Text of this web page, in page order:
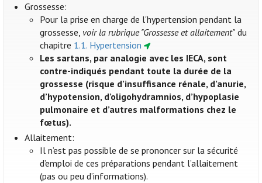
Grossesse:
Pour la prise en charge de l'hypertension pendant la
grossesse, voir la rubrique "Grossesse et allaitement" du
chapitre 1.1. Hypertension
Les sartans, par analogie avec les IECA, sont
contre-indiqués pendant toute la durée de la
grossesse (risque d’insuffisance rénale, d’anurie,
d’hypotension, d’oligohydramnios, d’hypoplasie
pulmonaire et d’autres malformations chez le
fœtus).
Allaitement:
Il n’est pas possible de se prononcer sur la sécurité
d’emploi de ces préparations pendant l’allaitement
(pas ou peu d’informations).